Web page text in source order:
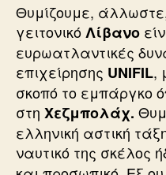
Θυμίζουμε,
γειτονικόΛίβανο
ευρωατλαντικές
επιχείρησης UNIFIL,
σκοπό το εμπάργκο
στη Χεζμπολάχ.
ελληνική αστική
ναυτικό της σκέλος